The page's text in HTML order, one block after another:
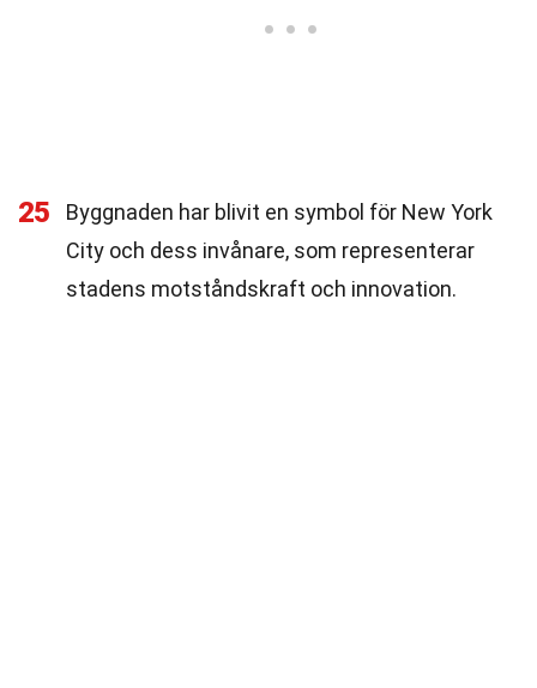
25
Byggnaden har blivit en symbol för New York
City och dess invånare, som representerar
stadens motståndskraft och innovation.